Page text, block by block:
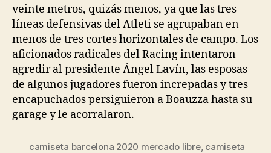
veinte metros, quizás menos, ya que las tres
líneas defensivas del Atleti se agrupaban en
menos de tres cortes horizontales de campo. Los
aficionados radicales del Racing intentaron
agredir al presidente Ángel Lavín, las esposas
de algunos jugadores fueron increpadas y tres
encapuchados persiguieron a Boauzza hasta su
garage y le acorralaron.
camiseta barcelona 2020 mercado libre, camiseta